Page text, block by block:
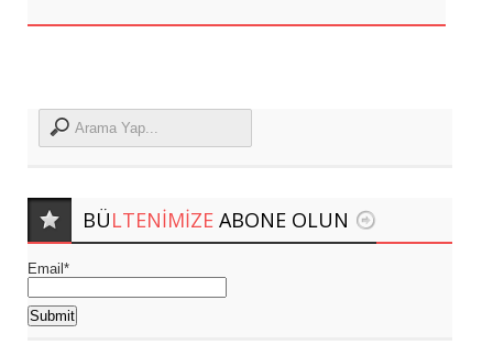
BÜLTENIMIZE ABONE OLUN
Email*